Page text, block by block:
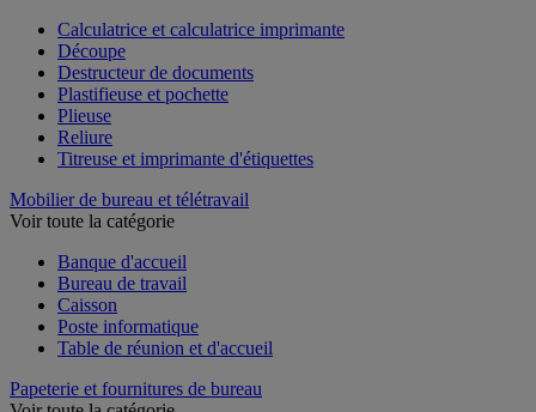
Calculatrice et calculatrice imprimante
Découpe
Destructeur de documents
Plastifieuse et pochette
Plieuse
Reliure
Titreuse et imprimante d'étiquettes
Mobilier de bureau et télétravail
Voir toute la catégorie
Banque d'accueil
Bureau de travail
Caisson
Poste informatique
Table de réunion et d'accueil
Papeterie et fournitures de bureau